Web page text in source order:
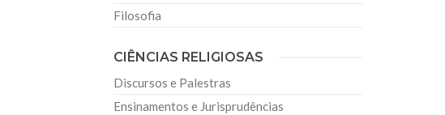
Filosofia
CIÊNCIAS RELIGIOSAS
Discursos e Palestras
Ensinamentos e Jurisprudências